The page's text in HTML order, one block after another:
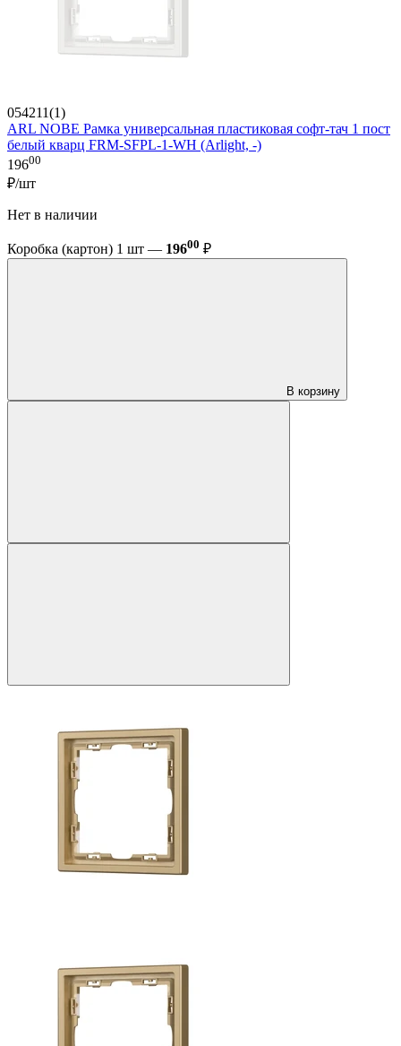
054211(1)
ARL NOBE Рамка универсальная пластиковая софт-тач 1 пост
белый кварц FRM-SFPL-1-WH (Arlight, -)
19600
₽/шт
Нет в наличии
Коробка (картон) 1 шт — 19600 ₽
В корзину